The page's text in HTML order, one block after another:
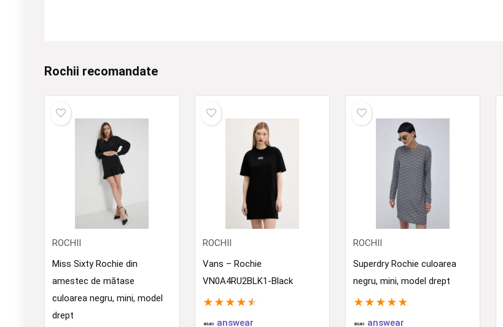
Rochii recomandate
ROCHII
Miss Sixty Rochie din
amestec de mătase
culoarea negru, mini, model
drept
ROCHII
Vans – Rochie
VN0A4RU2BLK1-Black
★ ★ ★ ★ ★
answear
ROCHII
Superdry Rochie culoarea
negru, mini, model drept
★ ★ ★ ★ ★
answear